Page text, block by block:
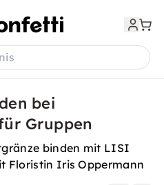
bei
Gruppen
binden mit LISI
Floristin Iris Oppermann